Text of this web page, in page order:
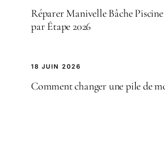
Réparer Manivelle Bâche
par Étape 2026
18 JUIN 2026
Comment changer une pile de